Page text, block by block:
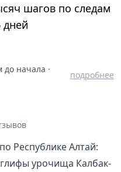
шагов по следам
дней
начала ·
подробнее
Республике Алтай:
урочища Калбак-